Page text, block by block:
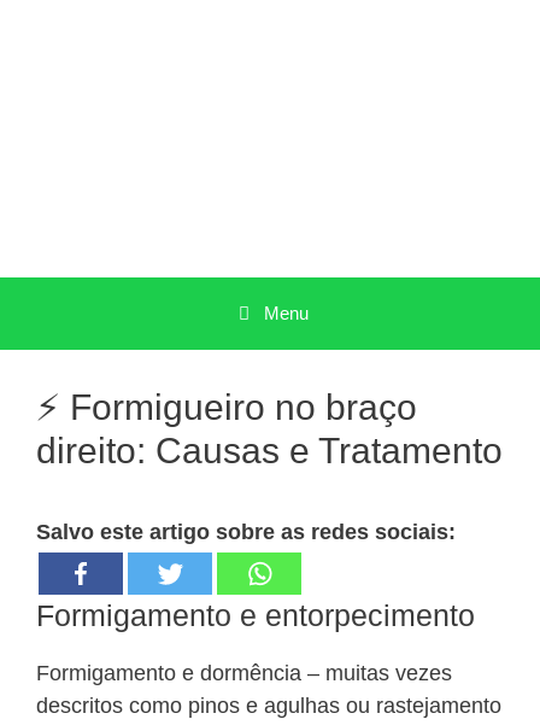
Menu
⚡ Formigueiro no braço
direito: Causas e Tratamento
Salvo este artigo sobre as redes sociais:
Formigamento e entorpecimento
Formigamento e dormência – muitas vezes
descritos como pinos e agulhas ou rastejamento